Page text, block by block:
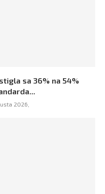
sa 36% na 54%
2026,